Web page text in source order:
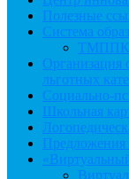
Полезные
Система
ТМППК
Организация
льготных
Социально-
Школьная
Предложения